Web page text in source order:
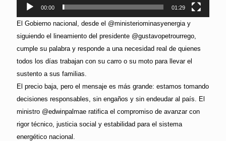
00:00 01:29
El Gobierno nacional, desde el @ministeriominasyenergia y
siguiendo el lineamiento del presidente @gustavopetrourrego,
cumple su palabra y responde a una necesidad real de quienes
todos los días trabajan con su carro o su moto para llevar el
sustento a sus familias.
El precio baja, pero el mensaje es más grande: estamos tomando
decisiones responsables, sin engaños y sin endeudar al país. El
ministro @edwinpalmae ratifica el compromiso de avanzar con
rigor técnico, justicia social y estabilidad para el sistema
energético nacional.